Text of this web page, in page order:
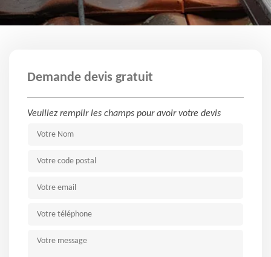
Demande devis gratuit
Veuillez remplir les champs pour avoir votre devis